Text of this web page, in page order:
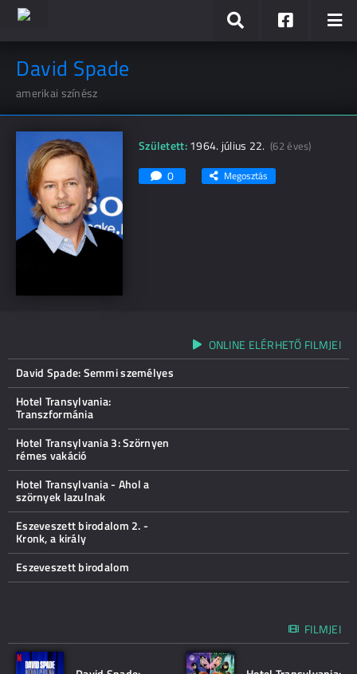
David Spade
amerikai színész
Született:1964. július 22.(62 éves)
0 Megosztás
ONLINE ELÉRHETŐ FILMJEI
David Spade: Semmi személyes
Hotel Transylvania:
Transzformánia
Hotel Transylvania 3: Szörnyen
rémes vakáció
Hotel Transylvania - Ahol a
szörnyek lazulnak
Eszeveszett birodalom 2. -
Kronk, a király
Eszeveszett birodalom
FILMJEI